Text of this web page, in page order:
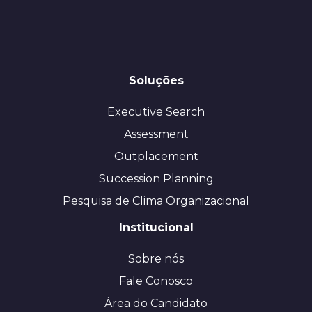
Soluções
Executive Search
Assessment
Outplacement
Succession Planning
Pesquisa de Clima Organizacional
Institucional
Sobre nós
Fale Conosco
Área do Candidato